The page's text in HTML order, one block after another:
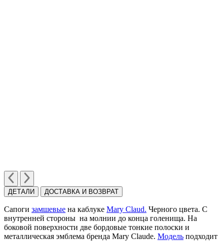
ДЕТАЛИ ДОСТАВКА И ВОЗВРАТ
Cапоги замшевые на каблуке Mary Claud. Черного цвета. C
внутренней стороны на молнии до конца голенища. На
боковой поверхности две бордовые тонкие полоски и
металлическая эмблема бренда Mary Claude. Модель подходит